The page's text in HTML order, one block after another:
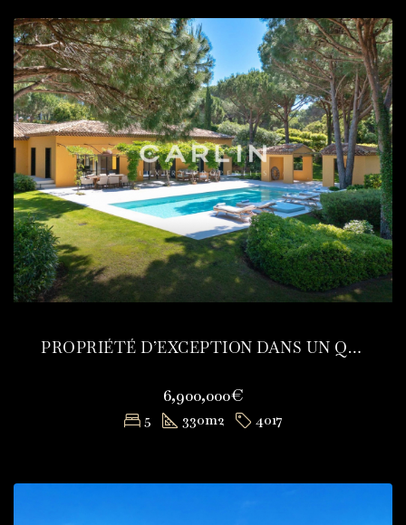
PROPRIÉTÉ D’EXCEPTION DANS UN QUARTIER RECHERCHÉ
6,900,000€
5 330m2 4017